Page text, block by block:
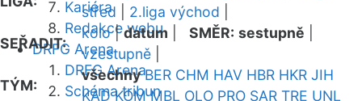
Kariéra
Redakce webu
DRFG Arena
DRFG Arena
Schéma tribun
střed
2.liga východ
SEŘADIT:
kolo|datum SMĚR: sestupně
vzestupně
TÝM:
všechny BER CHM HAV HBR HKR JIH
KAD KOM MBL OLO PRO SAR TRE UNL